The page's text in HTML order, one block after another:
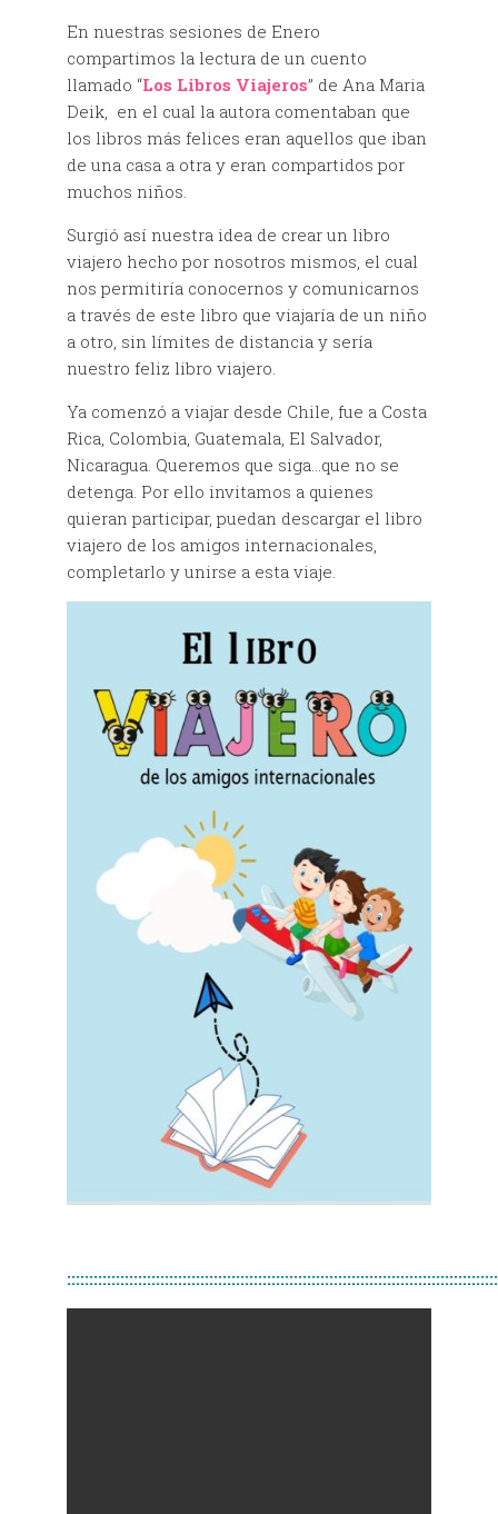
En nuestras sesiones de Enero
compartimos la lectura de un cuento
llamado “Los Libros Viajeros” de Ana Maria
Deik, en el cual la autora comentaban que
los libros más felices eran aquellos que iban
de una casa a otra y eran compartidos por
muchos niños.
Surgió así nuestra idea de crear un libro
viajero hecho por nosotros mismos, el cual
nos permitiría conocernos y comunicarnos
a través de este libro que viajaría de un niño
a otro, sin límites de distancia y sería
nuestro feliz libro viajero.
Ya comenzó a viajar desde Chile, fue a Costa
Rica, Colombia, Guatemala, El Salvador,
Nicaragua. Queremos que siga…que no se
detenga. Por ello invitamos a quienes
quieran participar, puedan descargar el libro
viajero de los amigos internacionales,
completarlo y unirse a esta viaje.